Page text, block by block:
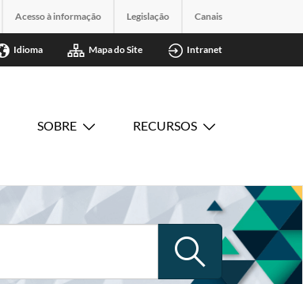
Acesso à informação Legislação Canais
Idioma Mapa do Site Intranet
SOBRE RECURSOS